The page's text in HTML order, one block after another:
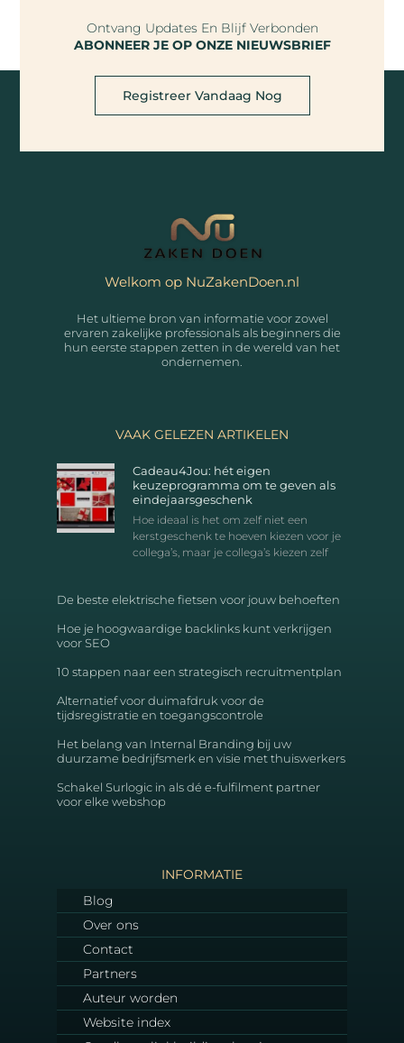
Ontvang Updates En Blijf Verbonden
ABONNEER JE OP ONZE NIEUWSBRIEF
Registreer Vandaag Nog
Welkom op NuZakenDoen.nl
Het ultieme bron van informatie voor zowel
ervaren zakelijke professionals als beginners die
hun eerste stappen zetten in de wereld van het
ondernemen.
VAAK GELEZEN ARTIKELEN
Cadeau4Jou: hét eigen
keuzeprogramma om te geven als
eindejaarsgeschenk
Hoe ideaal is het om zelf niet een
kerstgeschenk te hoeven kiezen voor je
collega’s, maar je collega’s kiezen zelf
De beste elektrische fietsen voor jouw behoeften
Hoe je hoogwaardige backlinks kunt verkrijgen
voor SEO
10 stappen naar een strategisch recruitmentplan
Alternatief voor duimafdruk voor de
tijdsregistratie en toegangscontrole
Het belang van Internal Branding bij uw
duurzame bedrijfsmerk en visie met thuiswerkers
Schakel Surlogic in als dé e-fulfilment partner
voor elke webshop
INFORMATIE
Blog
Over ons
Contact
Partners
Auteur worden
Website index